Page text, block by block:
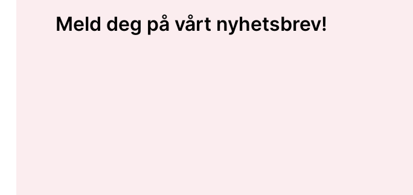
Meld deg på vårt nyhetsbrev!